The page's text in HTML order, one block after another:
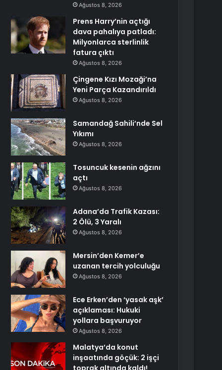
Ağustos 8, 2026
Prens Harry’nin açtığı
dava pahalıya patladı:
Milyonlarca sterlinlik
fatura çıktı
Ağustos 8, 2026
Çingene Kızı Mozaği’na
Yeni Parça Kazandırıldı
Ağustos 8, 2026
Samandağ Sahili’nde Sel
Yıkımı
Ağustos 8, 2026
Tosuncuk kesenin ağzını
açtı
Ağustos 8, 2026
Adana’da Trafik Kazası:
2 Ölü, 3 Yaralı
Ağustos 8, 2026
Mersin’den Kemer’e
uzanan tercih yolculuğu
Ağustos 8, 2026
Ece Erken’den ‘yasak aşk’
açıklaması: Hukuki
yollara başvuruyor
Ağustos 8, 2026
Malatya’da konut
inşaatında göçük: 2 işçi
toprak altında kaldı!